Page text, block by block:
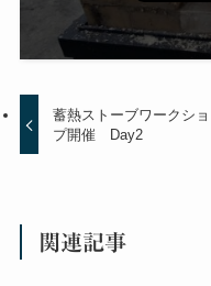
蓄熱ストーブワークショ
プ開催 Day2
関連記事